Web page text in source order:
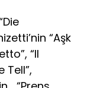
“Aşk
“Il
Tell”,